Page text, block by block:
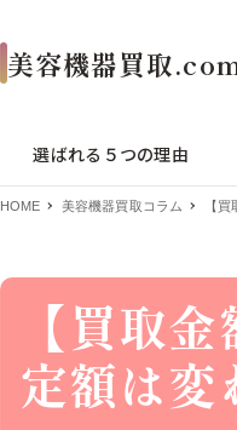
選ばれる５つの理由
HOME 美容機器買取コラム 【
【買取
定額は変